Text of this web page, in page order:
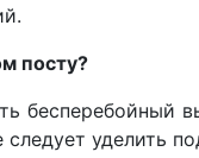
посту?
уделить